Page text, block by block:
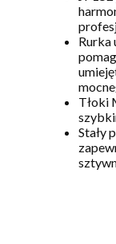
Rurka
Tłoki
Stały